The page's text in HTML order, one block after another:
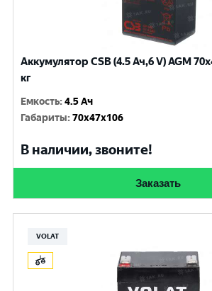
Аккумулятор CSB (4.5 Ач,6 V) AGM
кг
Емкость:4.5 Ач
Габариты:70x47x106
В наличии, звоните!
Заказать
VOLAT